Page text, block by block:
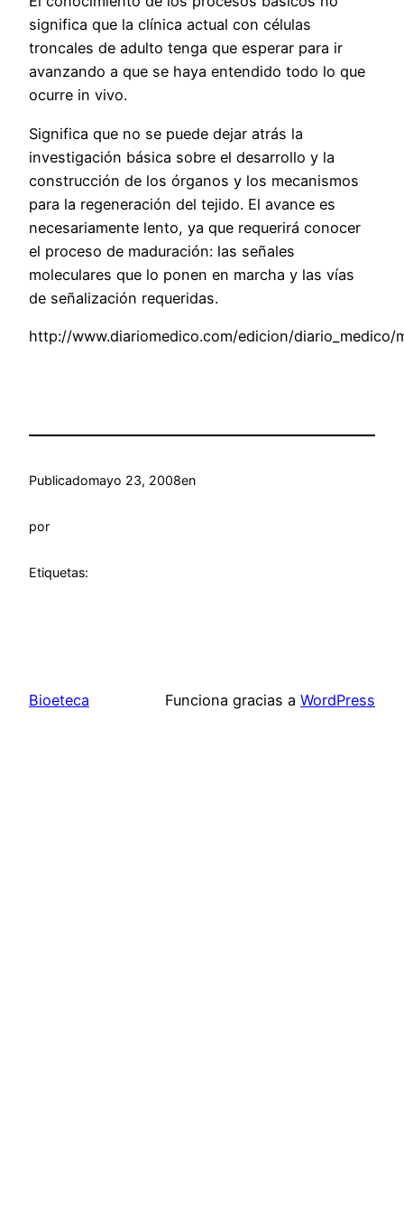
significa que la clínica actual con células
troncales de adulto tenga que esperar para ir
avanzando a que se haya entendido todo lo que
ocurre in vivo.
Significa que no se puede dejar atrás la
investigación básica sobre el desarrollo y la
construcción de los órganos y los mecanismos
para la regeneración del tejido. El avance es
necesariamente lento, ya que requerirá conocer
el proceso de maduración: las señales
moleculares que lo ponen en marcha y las vías
de señalización requeridas.
http://www.diariomedico.com/edicion/diario_medico/
Publicadomayo 23, 2008en
por
Etiquetas:
Bioeteca Funciona gracias a WordPress